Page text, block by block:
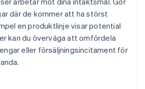
där de kommer att ha störst
en produktlinje visar potential
kan du överväga att omfördela
eller försäljningsincitament för